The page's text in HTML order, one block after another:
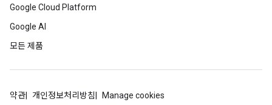
Google Cloud Platform
Google AI
모든 제품
약관 개인정보처리방침 Manage cookies